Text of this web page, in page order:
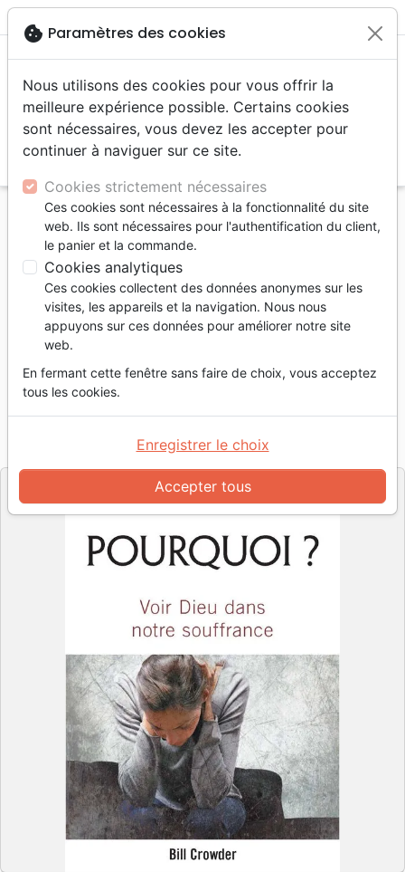
menu
Accueil Livres
Souffrance, Relation d'aide
Epreuves
Pourquoi ? Voir Dieu dans notre souffrance -
[brochure NPQ série découverte]
Pourquoi ? Voir Dieu dans notre
souffrance
[brochure NPQ série découverte]
Auteur :Bill Crowder
Radio Bible Class
cookie Paramètres des cookies
Nous utilisons des cookies pour vous offrir la
meilleure expérience possible. Certains cookies
sont nécessaires, vous devez les accepter pour
continuer à naviguer sur ce site.
Cookies strictement nécessaires
Ces cookies sont nécessaires à la fonctionnalité du site
web. Ils sont nécessaires pour l'authentification du client,
le panier et la commande.
Cookies analytiques
Ces cookies collectent des données anonymes sur les
visites, les appareils et la navigation. Nous nous
appuyons sur ces données pour améliorer notre site
web.
En fermant cette fenêtre sans faire de choix, vous acceptez
tous les cookies.
Accepter tous
Enregistrer le choix